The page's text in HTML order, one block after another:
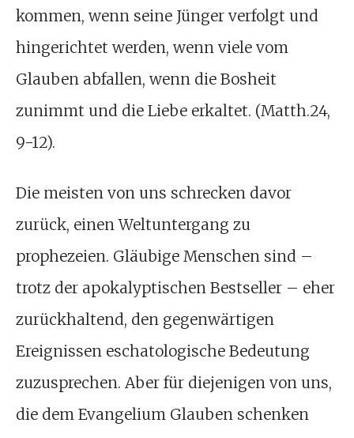
kommen, wenn seine Jünger verfolgt und
hingerichtet werden, wenn viele vom
Glauben abfallen, wenn die Bosheit
zunimmt und die Liebe erkaltet. (Matth.24,
9-12).
Die meisten von uns schrecken davor
zurück, einen Weltuntergang zu
prophezeien. Gläubige Menschen sind –
trotz der apokalyptischen Bestseller – eher
zurückhaltend, den gegenwärtigen
Ereignissen eschatologische Bedeutung
zuzusprechen. Aber für diejenigen von uns,
die dem Evangelium Glauben schenken